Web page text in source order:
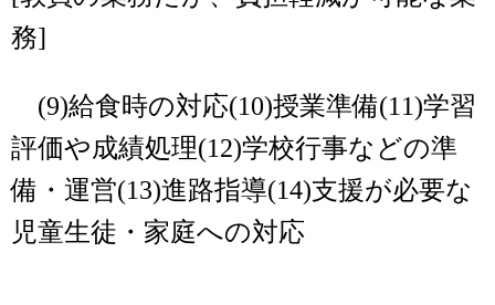
務]
(9)給食時の対応(10)授業準備(11)学習
評価や成績処理(12)学校行事などの準
備・運営(13)進路指導(14)支援が必要な
児童生徒・家庭への対応